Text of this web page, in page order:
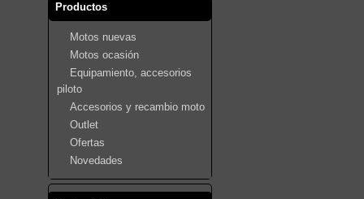
Productos
Motos nuevas
Motos ocasión
Equipamiento, accesorios
piloto
Accesorios y recambio moto
Outlet
Ofertas
Novedades